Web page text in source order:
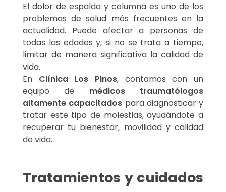
El dolor de espalda y columna es uno de los
problemas de salud más frecuentes en la
actualidad. Puede afectar a personas de
todas las edades y, si no se trata a tiempo,
limitar de manera significativa la calidad de
vida.
En Clínica Los Pinos, contamos con un
equipo de médicos traumatólogos
altamente capacitados para diagnosticar y
tratar este tipo de molestias, ayudándote a
recuperar tu bienestar, movilidad y calidad
de vida.
Tratamientos y cuidados